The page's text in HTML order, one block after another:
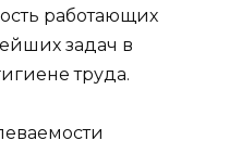
работающих
задач в
труда.